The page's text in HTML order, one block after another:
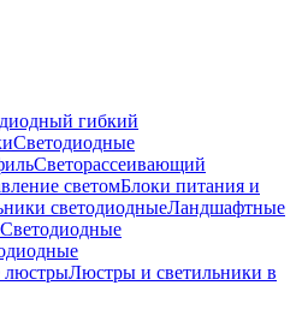
гибкий
Светодиодные
Светорассеивающий
светомБлоки питания и
светодиодныеЛандшафтные
Светодиодные
люстрыЛюстры и светильники в